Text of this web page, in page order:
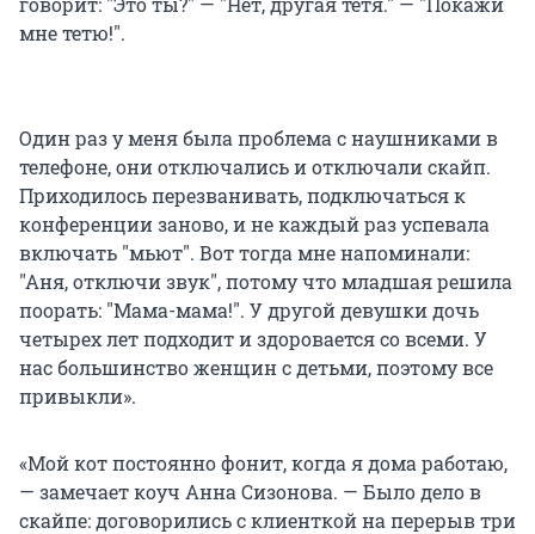
мне тетю!".
Один раз у меня была проблема с наушниками в
телефоне, они отключались и отключали скайп.
Приходилось перезванивать, подключаться к
конференции заново, и не каждый раз успевала
включать "мьют". Вот тогда мне напоминали:
"Аня, отключи звук", потому что младшая решила
поорать: "Мама-мама!". У другой девушки дочь
четырех лет подходит и здоровается со всеми. У
нас большинство женщин с детьми, поэтому все
привыкли».
«Мой кот постоянно фонит, когда я дома работаю,
— замечает коуч Анна Сизонова. — Было дело в
скайпе: договорились с клиенткой на перерыв три